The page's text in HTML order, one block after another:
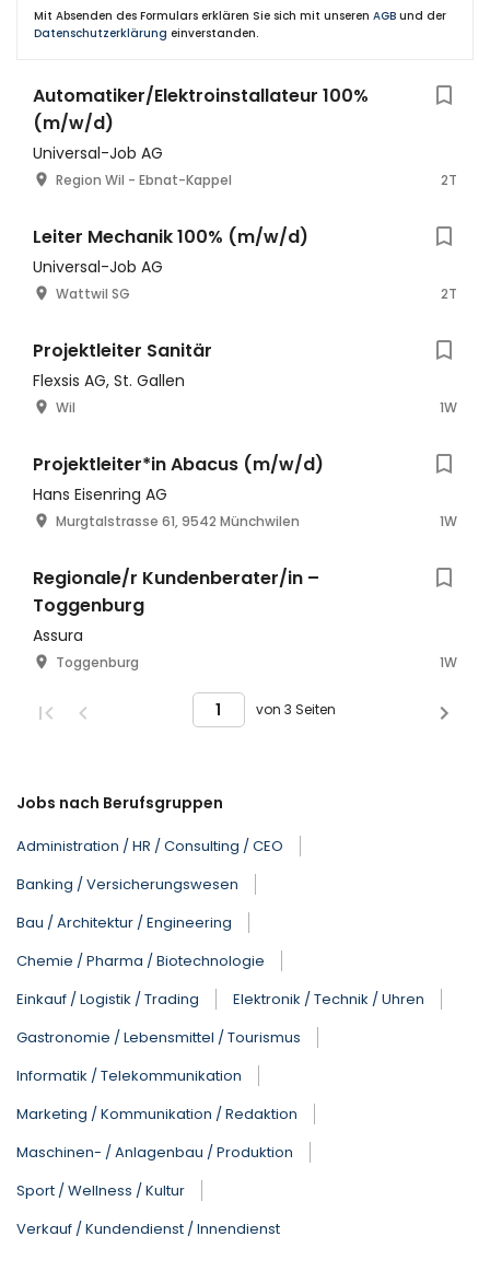
Mit Absenden des Formulars erklären Sie sich mit unseren AGB und der
Datenschutzerklärung einverstanden.
Automatiker/Elektroinstallateur 100%
(m/w/d)
Universal-Job AG
Region Wil - Ebnat-Kappel 2T
Leiter Mechanik 100% (m/w/d)
Universal-Job AG
Wattwil SG 2T
Projektleiter Sanitär
Flexsis AG, St. Gallen
Wil 1W
Projektleiter*in Abacus (m/w/d)
Hans Eisenring AG
Murgtalstrasse 61, 9542 Münchwilen 1W
Regionale/r Kundenberater/in –
Toggenburg
Assura
Toggenburg 1W
von 3 Seiten
Jobs nach Berufsgruppen
Administration / HR / Consulting / CEO
Banking / Versicherungswesen
Bau / Architektur / Engineering
Chemie / Pharma / Biotechnologie
Einkauf / Logistik / Trading
Elektronik / Technik / Uhren
Gastronomie / Lebensmittel / Tourismus
Informatik / Telekommunikation
Marketing / Kommunikation / Redaktion
Maschinen- / Anlagenbau / Produktion
Sport / Wellness / Kultur
Verkauf / Kundendienst / Innendienst